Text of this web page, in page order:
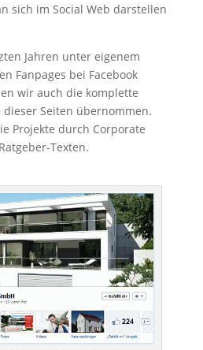
sich im Social Web darstellen
Jahren unter eigenem
Fanpages bei Facebook
wir auch die komplette
Seiten übernommen.
Projekte durch Corporate
Texten.